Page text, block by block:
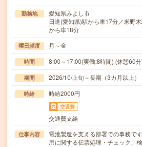
勤務地
愛知県みよし市
日進(愛知県)駅から車17分／米野
から車18分
曜日頻度 月～金
時間 8:00～17:00(実働:8時間) (休憩60
期間 2026/10/上旬～長期（3カ月以上
時給 時給2000円
交通費
交通費支給
仕事内容
電池製造を支える部署での事務で
用に関する伝票処理・チェック、